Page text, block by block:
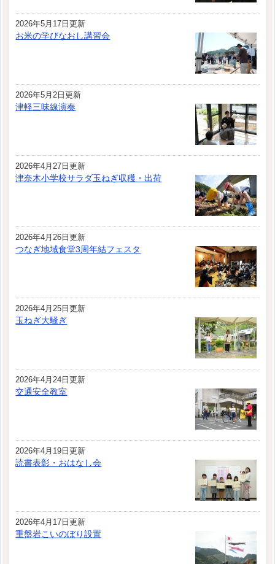
2026年5月17日更新
お米の学びなおし講習会
2026年5月2日更新
津軽三味線演奏
2026年4月27日更新
津奈木小学校サラダ玉ねぎ収穫・出荷
2026年4月26日更新
つなぎ地域食堂3周年結フェスタ
2026年4月25日更新
玉ねぎ大騒ぎ
2026年4月24日更新
交通安全教室
2026年4月19日更新
読書表彰・おはなし会
2026年4月17日更新
重盤岩こいのぼり設置